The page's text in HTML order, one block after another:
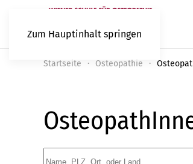
Zum Hauptinhalt springen
Startseite Osteopathie